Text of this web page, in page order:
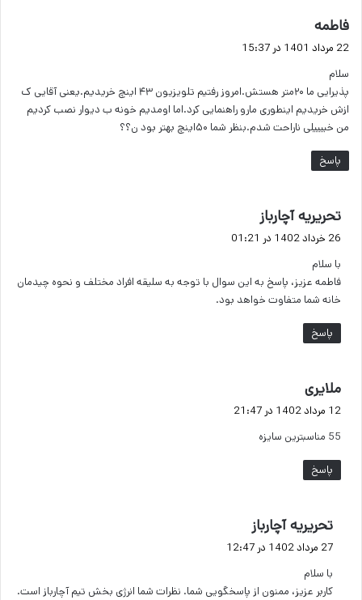
فاطمه
22 مرداد 1401 در 15:37
سلام
پذیرایی ما ۲۰متر هستش.امروز رفتیم تلویزیون ۴۳ اینچ خریدیم.یعنی آقایی ‌ک
ازش خریدیم اینطوری مارو راهنمایی کرد.اما اومدیم خونه ب دیوار نصب کردیم
من خییییلی ناراحت شدم.بنظر شما ۵۰اینچ بهتر بود ن؟؟
پاسخ
تحریریه آچارباز
ف
26 خرداد 1402 در 01:21
با سلام
فاطمه عزیز، پاسخ به این سوال با توجه به سلیقه افراد مختلف و نحوه چیدمان
خانه شما متفاوت خواهد بود.
پاسخ
ملایری
ف
:
12 مرداد 1402 در 21:47
55 مناسبترين سايزه
پاسخ
تحریریه آچارباز
ف
27 مرداد 1402 در 12:47
با سلام
کاربر عزیز، ممنون از پاسخگویی شما. نظرات شما انرژی بخش تیم آچارباز است.